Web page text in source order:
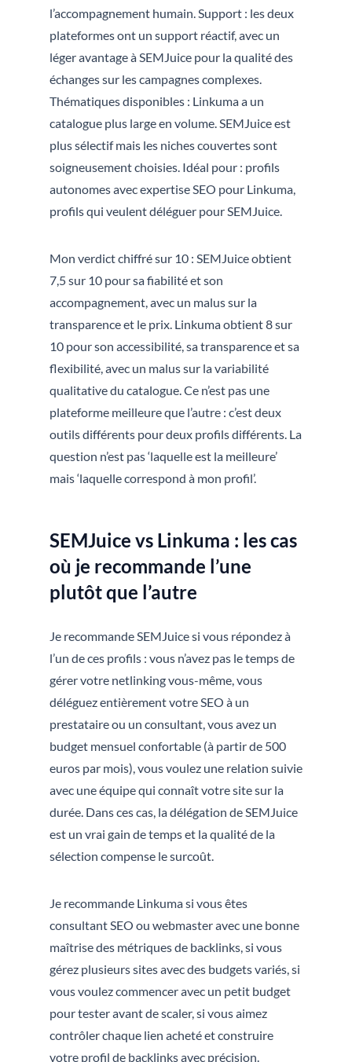
l’accompagnement humain. Support : les deux
plateformes ont un support réactif, avec un
léger avantage à SEMJuice pour la qualité des
échanges sur les campagnes complexes.
Thématiques disponibles : Linkuma a un
catalogue plus large en volume. SEMJuice est
plus sélectif mais les niches couvertes sont
soigneusement choisies. Idéal pour : profils
autonomes avec expertise SEO pour Linkuma,
profils qui veulent déléguer pour SEMJuice.
Mon verdict chiffré sur 10 : SEMJuice obtient
7,5 sur 10 pour sa fiabilité et son
accompagnement, avec un malus sur la
transparence et le prix. Linkuma obtient 8 sur
10 pour son accessibilité, sa transparence et sa
flexibilité, avec un malus sur la variabilité
qualitative du catalogue. Ce n’est pas une
plateforme meilleure que l’autre : c’est deux
outils différents pour deux profils différents. La
question n’est pas ‘laquelle est la meilleure’
mais ‘laquelle correspond à mon profil’.
SEMJuice vs Linkuma : les cas
où je recommande l’une
plutôt que l’autre
Je recommande SEMJuice si vous répondez à
l’un de ces profils : vous n’avez pas le temps de
gérer votre netlinking vous-même, vous
déléguez entièrement votre SEO à un
prestataire ou un consultant, vous avez un
budget mensuel confortable (à partir de 500
euros par mois), vous voulez une relation suivie
avec une équipe qui connaît votre site sur la
durée. Dans ces cas, la délégation de SEMJuice
est un vrai gain de temps et la qualité de la
sélection compense le surcoût.
Je recommande Linkuma si vous êtes
consultant SEO ou webmaster avec une bonne
maîtrise des métriques de backlinks, si vous
gérez plusieurs sites avec des budgets variés, si
vous voulez commencer avec un petit budget
pour tester avant de scaler, si vous aimez
contrôler chaque lien acheté et construire
votre profil de backlinks avec précision.